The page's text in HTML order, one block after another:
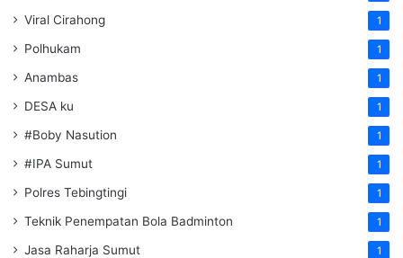
Viral Cirahong 1
Polhukam 1
Anambas 1
DESA ku 1
#Boby Nasution 1
#IPA Sumut 1
Polres Tebingtingi 1
Teknik Penempatan Bola Badminton 1
Jasa Raharja Sumut 1